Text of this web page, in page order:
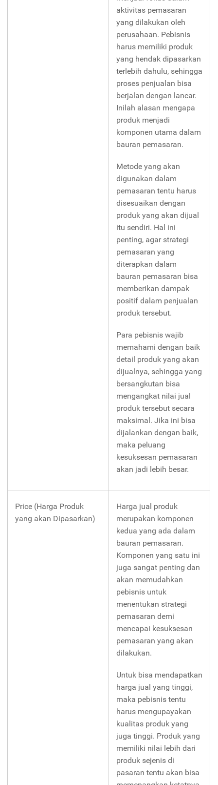
aktivitas pemasaran
yang dilakukan oleh
perusahaan. Pebisnis
harus memiliki produk
yang hendak dipasarkan
terlebih dahulu, sehingga
proses penjualan bisa
berjalan dengan lancar.
Inilah alasan mengapa
produk menjadi
komponen utama dalam
bauran pemasaran.
Metode yang akan
digunakan dalam
pemasaran tentu harus
disesuaikan dengan
produk yang akan dijual
itu sendiri. Hal ini
penting, agar strategi
pemasaran yang
diterapkan dalam
bauran pemasaran bisa
memberikan dampak
positif dalam penjualan
produk tersebut.
Para pebisnis wajib
memahami dengan baik
detail produk yang akan
dijualnya, sehingga yang
bersangkutan bisa
mengangkat nilai jual
produk tersebut secara
maksimal. Jika ini bisa
dijalankan dengan baik,
maka peluang
kesuksesan pemasaran
akan jadi lebih besar.
Price (Harga Produk
yang akan Dipasarkan)
Harga jual produk
merupakan komponen
kedua yang ada dalam
bauran pemasaran.
Komponen yang satu ini
juga sangat penting dan
akan memudahkan
pebisnis untuk
menentukan strategi
pemasaran demi
mencapai kesuksesan
pemasaran yang akan
dilakukan.
Untuk bisa mendapatkan
harga jual yang tinggi,
maka pebisnis tentu
harus mengupayakan
kualitas produk yang
juga tinggi. Produk yang
memiliki nilai lebih dari
produk sejenis di
pasaran tentu akan bisa